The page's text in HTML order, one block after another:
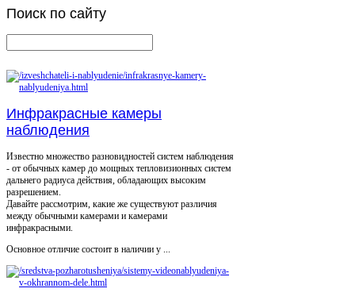
Поиск по сайту
Инфракрасные камеры
наблюдения
Известно множество разновидностей систем наблюдения
- от обычных камер до мощных тепловизионных систем
дальнего радиуса действия, обладающих высоким
разрешением.
Давайте рассмотрим, какие же существуют различия
между обычными камерами и камерами
инфракрасными.
Основное отличие состоит в наличии у ...